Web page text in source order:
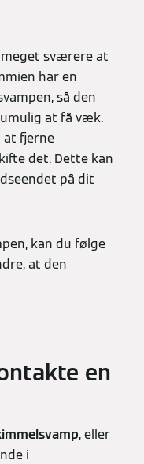
sværere at
har en
så den
at få væk.
at fjerne
det. Dette kan
på dit
kan du følge
at den
en
, eller
i